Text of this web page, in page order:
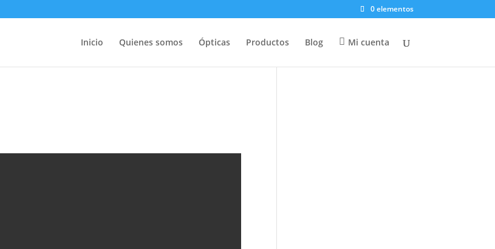
0 elementos
Inicio Quienes somos Ópticas Productos Blog Mi cuenta